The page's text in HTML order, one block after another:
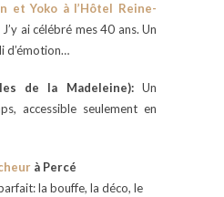
et Yoko à l’Hôtel Reine-
J’y ai célébré mes 40 ans. Un
d’émotion…
de la Madeleine):Un
accessible seulement en
à Percé
la bouffe, la déco, le